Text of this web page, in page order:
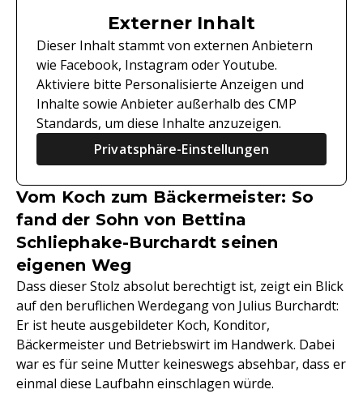
Externer Inhalt
Dieser Inhalt stammt von externen Anbietern
wie Facebook, Instagram oder Youtube.
Aktiviere bitte Personalisierte Anzeigen und
Inhalte sowie Anbieter außerhalb des CMP
Standards, um diese Inhalte anzuzeigen.
Privatsphäre-Einstellungen
Vom Koch zum Bäckermeister: So
fand der Sohn von Bettina
Schliephake-Burchardt seinen
eigenen Weg
Dass dieser Stolz absolut berechtigt ist, zeigt ein Blick
auf den beruflichen Werdegang von Julius Burchardt:
Er ist heute ausgebildeter Koch, Konditor,
Bäckermeister und Betriebswirt im Handwerk. Dabei
war es für seine Mutter keineswegs absehbar, dass er
einmal diese Laufbahn einschlagen würde.